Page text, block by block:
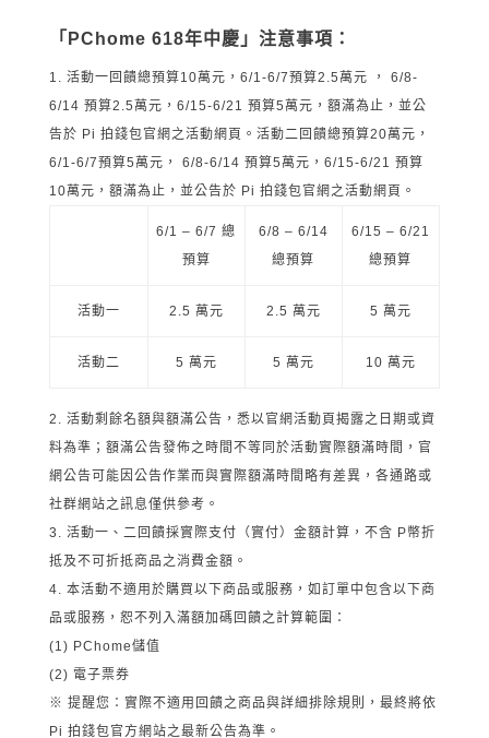
「PChome 618年中慶」注意事項：
活動一回饋總預算10萬元，6/1-6/7預算2.5萬元 ， 6/8-
6/14 預算2.5萬元，6/15-6/21 預算5萬元，額滿為止，並公
告於 Pi 拍錢包官網之活動網頁。活動二回饋總預算20萬元，
6/1-6/7預算5萬元， 6/8-6/14 預算5萬元，6/15-6/21 預算
10萬元，額滿為止，並公告於 Pi 拍錢包官網之活動網頁。
6/1 – 6/7 總
預算
6/8 – 6/14
總預算
6/15 – 6/21
總預算
活動一 2.5 萬元 2.5 萬元 5 萬元
活動二 5 萬元 5 萬元 10 萬元
活動剩餘名額與額滿公告，悉以官網活動頁揭露之日期或資
料為準；額滿公告發佈之時間不等同於活動實際額滿時間，官
網公告可能因公告作業而與實際額滿時間略有差異，各通路或
社群網站之訊息僅供參考。
活動一、二回饋採實際支付（實付）金額計算，不含 P幣折
抵及不可折抵商品之消費金額。
本活動不適用於購買以下商品或服務，如訂單中包含以下商
品或服務，恕不列入滿額加碼回饋之計算範圍：
(1) PChome儲值
(2) 電子票券
※ 提醒您：實際不適用回饋之商品與詳細排除規則，最終將依
Pi 拍錢包官方網站之最新公告為準。